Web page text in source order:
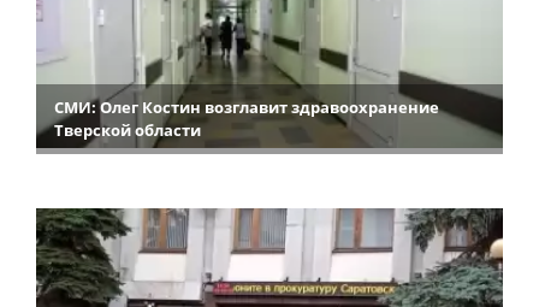
СМИ: Олег Костин возглавит здравоохранение
Тверской области